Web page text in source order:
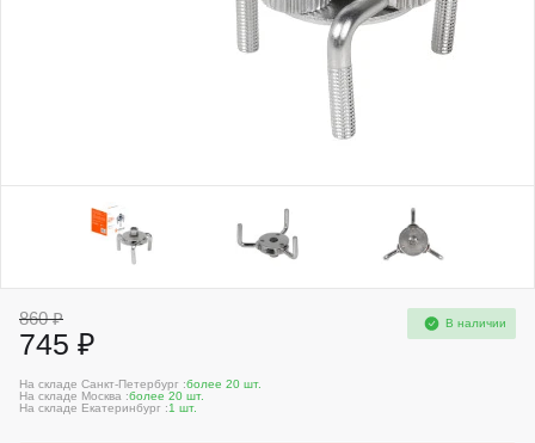
860 ₽
745 ₽
В наличии
На складе Санкт-Петербург :более 20 шт.
На складе Москва :более 20 шт.
На складе Екатеринбург :1 шт.